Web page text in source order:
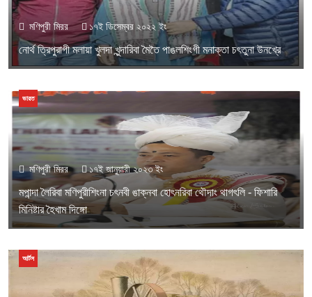
মণিপুরী মিরর ১৭ই ডিসেম্বর ২০২২ ইং
নোর্থ ত্রিপুরাগী মলায়া খুলদা খুন্দারিবা মৈতৈ পাঙলশিংগী মনাক্তা চৎতুনা উনখ্রে
মণিপুরী মিরর ১৭ই জানুয়ারী ২০২৩ ইং
মপান্দা লৈরিবা মণিপুরীশিংনা চৎনবী ঙাক্নবা হোৎনরিবা থৌদাং থাগৎলি - ফিশারি
মিনিষ্টার হৈখাম দিঙ্গো
ভারত
আর্টস